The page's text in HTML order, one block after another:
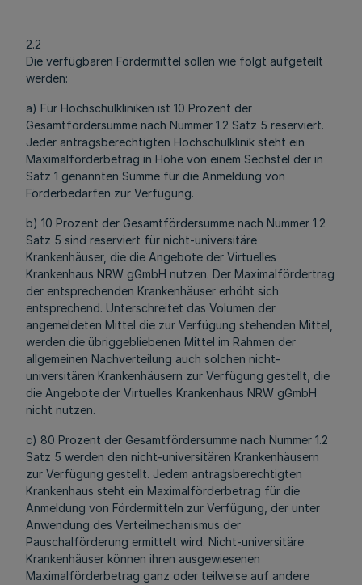
2.2
Die verfügbaren Fördermittel sollen wie folgt aufgeteilt
werden:
a) Für Hochschulkliniken ist 10 Prozent der
Gesamtfördersumme nach Nummer 1.2 Satz 5 reserviert.
Jeder antragsberechtigten Hochschulklinik steht ein
Maximalförderbetrag in Höhe von einem Sechstel der in
Satz 1 genannten Summe für die Anmeldung von
Förderbedarfen zur Verfügung.
b) 10 Prozent der Gesamtfördersumme nach Nummer 1.2
Satz 5 sind reserviert für nicht-universitäre
Krankenhäuser, die die Angebote der Virtuelles
Krankenhaus NRW gGmbH nutzen. Der Maximalfördertrag
der entsprechenden Krankenhäuser erhöht sich
entsprechend. Unterschreitet das Volumen der
angemeldeten Mittel die zur Verfügung stehenden Mittel,
werden die übriggebliebenen Mittel im Rahmen der
allgemeinen Nachverteilung auch solchen nicht-
universitären Krankenhäusern zur Verfügung gestellt, die
die Angebote der Virtuelles Krankenhaus NRW gGmbH
nicht nutzen.
c) 80 Prozent der Gesamtfördersumme nach Nummer 1.2
Satz 5 werden den nicht-universitären Krankenhäusern
zur Verfügung gestellt. Jedem antragsberechtigten
Krankenhaus steht ein Maximalförderbetrag für die
Anmeldung von Fördermitteln zur Verfügung, der unter
Anwendung des Verteilmechanismus der
Pauschalförderung ermittelt wird. Nicht-universitäre
Krankenhäuser können ihren ausgewiesenen
Maximalförderbetrag ganz oder teilweise auf andere